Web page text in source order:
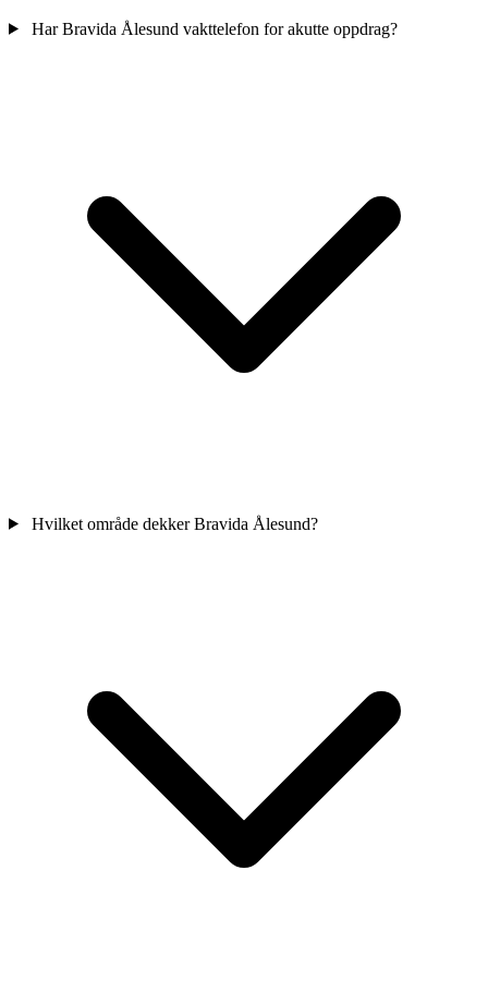
Har Bravida Ålesund vakttelefon for akutte oppdrag?
Hvilket område dekker Bravida Ålesund?